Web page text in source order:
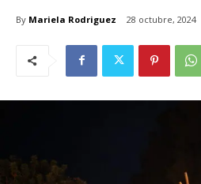
By Mariela Rodriguez 28 octubre, 2024